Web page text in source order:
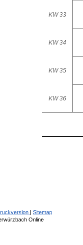
KW 33
KW 34
KW 35
KW 36
| Sitemap
Online